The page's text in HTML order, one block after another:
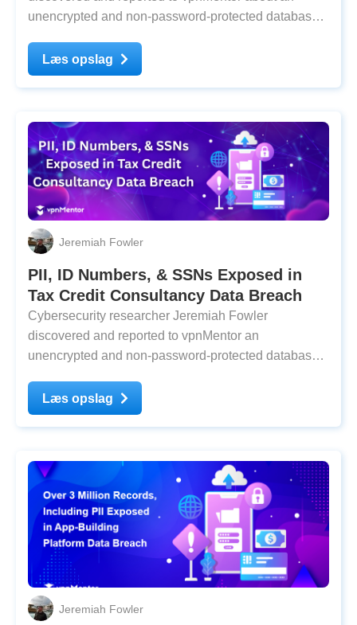
unencrypted and non-password-protected database
which presumably belongs to an Australian fashion
brand, held invoices, shipping information, and return
Læs opslag
Jeremiah Fowler
PII, ID Numbers, & SSNs Exposed in
Tax Credit Consultancy Data Breach
Cybersecurity researcher Jeremiah Fowler
discovered and reported to vpnMentor an
unencrypted and non-password-protected database
presumably belonged to a tax credit consulting
agency, held PII, driver’s licenses, military discharge
Læs opslag
Jeremiah Fowler